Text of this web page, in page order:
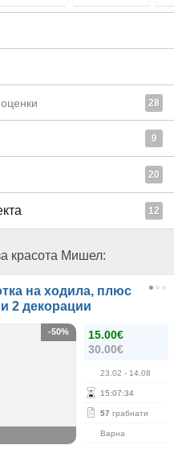
оценки 28
9
20
12
красота Мишел:
на ходила, плюс
2 декорации
15.00€
30.00€
23.02 - 14.08
15:07:34
57 грабнати
Варна
-50%